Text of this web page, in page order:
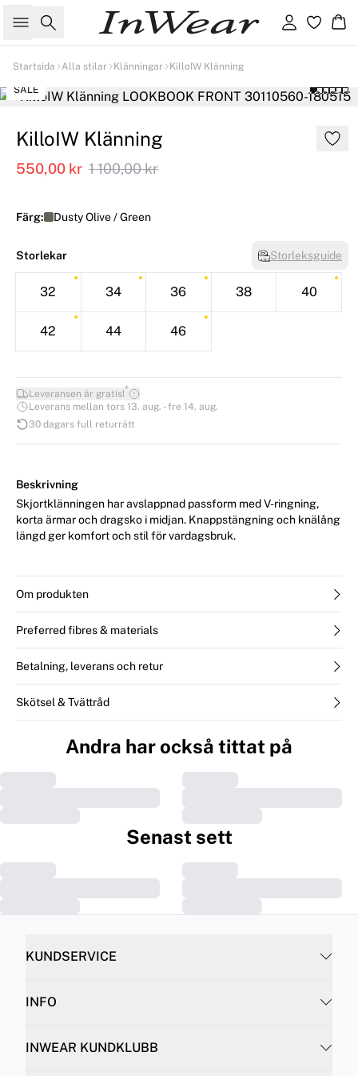
Sök Logga in
Startsida Alla stilar Klänningar KilloIW Klänning
SALE
KilloIW Klänning
550,00 kr 1 100,00 kr
Färg: Dusty Olive / Green
Storlekar Storleksguide
32 34 36 38 40
42 44 46
Leveransen är gratis!*
Leverans mellan tors 13. aug. - fre 14. aug.
30 dagars full returrätt
Beskrivning
Skjortklänningen har avslappnad passform med V-ringning,
korta ärmar och dragsko i midjan. Knappstängning och knälång
längd ger komfort och stil för vardagsbruk.
Om produkten
Preferred fibres & materials
Betalning, leverans och retur
Skötsel & Tvättråd
Andra har också tittat på
Senast sett
KUNDSERVICE
INFO
INWEAR KUNDKLUBB